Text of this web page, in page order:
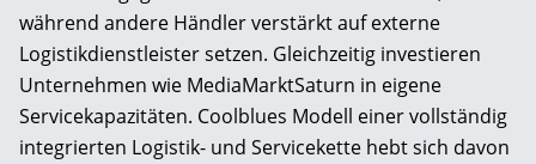
während andere Händler verstärkt auf externe
Logistikdienstleister setzen. Gleichzeitig investieren
Unternehmen wie MediaMarktSaturn in eigene
Servicekapazitäten. Coolblues Modell einer vollständig
integrierten Logistik- und Servicekette hebt sich davon